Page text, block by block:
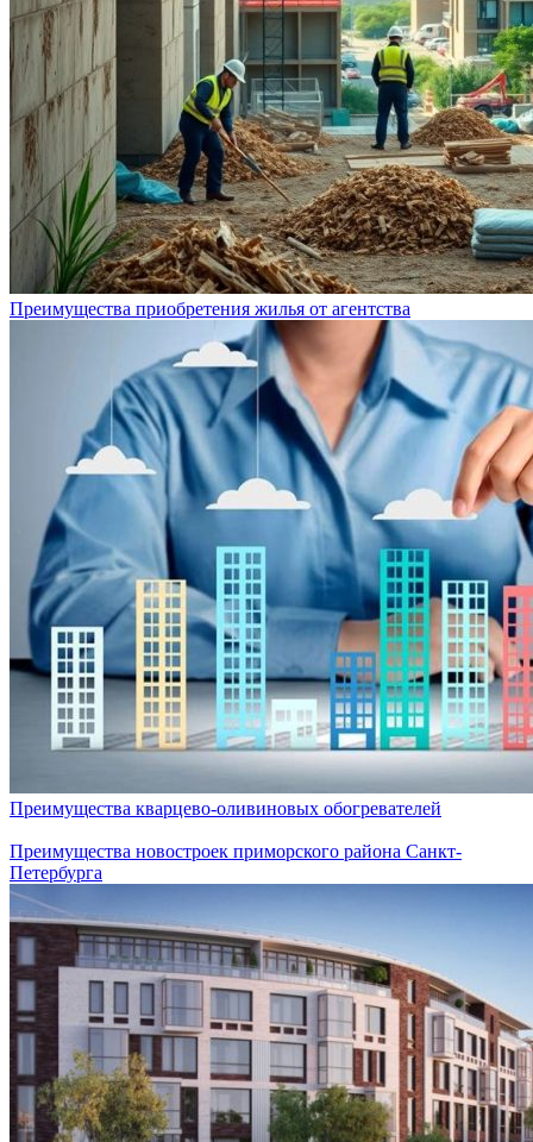
Преимущества приобретения жилья от агентства
Преимущества кварцево-оливиновых обогревателей
Преимущества новостроек приморского района Санкт-
Петербурга